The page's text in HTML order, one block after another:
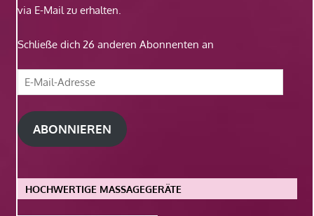
via E-Mail zu erhalten.
Schließe dich 26 anderen Abonnenten an
E-
Mail-
Adresse
ABONNIEREN
HOCHWERTIGE MASSAGEGERÄTE